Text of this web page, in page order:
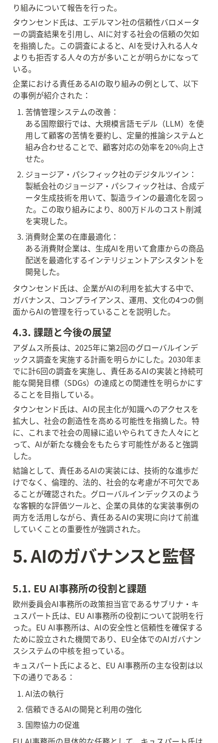
り組みについて報告を行った。
タウンセンド氏は、エデルマン社の信頼性バロメータ
ーの調査結果を引用し、AIに対する社会の信頼の欠如
を指摘した。この調査によると、AIを受け入れる人々
よりも拒否する人々の方が多いことが明らかになって
いる。
企業における責任あるAIの取り組みの例として、以下
の事例が紹介された：
苦情管理システムの改善：
ある国際銀行では、大規模言語モデル（LLM）を使
用して顧客の苦情を要約し、定量的推論システムと
組み合わせることで、顧客対応の効率を20%向上さ
せた。
ジョージア・パシフィック社のデジタルツイン：
製紙会社のジョージア・パシフィック社は、合成デ
ータ生成技術を用いて、製造ラインの最適化を図っ
た。この取り組みにより、800万ドルのコスト削減
を実現した。
消費財企業の在庫最適化：
ある消費財企業は、生成AIを用いて倉庫からの商品
配送を最適化するインテリジェントアシスタントを
開発した。
タウンセンド氏は、企業がAIの利用を拡大する中で、
ガバナンス、コンプライアンス、運用、文化の4つの側
面からAIの管理を行っていることを説明した。
4.3. 課題と今後の展望
アダムス所長は、2025年に第2回のグローバルインデ
ックス調査を実施する計画を明らかにした。2030年ま
でに計6回の調査を実施し、責任あるAIの実装と持続可
能な開発目標（SDGs）の達成との関連性を明らかにす
ることを目指している。
タウンセンド氏は、AIの民主化が知識へのアクセスを
拡大し、社会の創造性を高める可能性を指摘した。特
に、これまで社会の周縁に追いやられてきた人々にと
って、AIが新たな機会をもたらす可能性があると強調
した。
結論として、責任あるAIの実装には、技術的な進歩だ
けでなく、倫理的、法的、社会的な考慮が不可欠であ
ることが確認された。グローバルインデックスのよう
な客観的な評価ツールと、企業の具体的な実装事例の
両方を活用しながら、責任あるAIの実現に向けて前進
していくことの重要性が強調された。
5. AIのガバナンスと監督
5.1. EU AI事務所の役割と課題
欧州委員会AI事務所の政策担当官であるサブリナ・キ
ュスパート氏は、EU AI事務所の役割について説明を行
った。EU AI事務所は、AIの安全性と信頼性を確保する
ために設立された機関であり、EU全体でのAIガバナン
スシステムの中核を担っている。
キュスパート氏によると、EU AI事務所の主な役割は以
下の通りである：
AI法の執行
信頼できるAIの開発と利用の強化
国際協力の促進